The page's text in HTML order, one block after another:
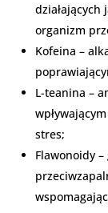
organizm
Kofeina –
L-teanina –
stres;
Flawonoidy